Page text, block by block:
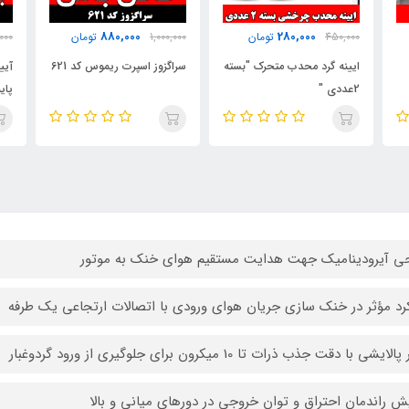
1,000,000
880,000 تومان
سراگزوز اسپرت ریموس کد 621
2,100,000
1,500,000 تومان
آیینه کاپریسی(30 سانتی)
محصول
آیرودینامیک جهت هدایت مستقیم هوای خنک به موتور
مؤثر در خنک‌ سازی جریان هوای ورودی با اتصالات ارتجاعی یک‌ طرفه
با دقت جذب ذرات تا 10 میکرون برای جلوگیری از ورود گردوغبار
راندمان احتراق و توان خروجی در دورهای میانی و بالا